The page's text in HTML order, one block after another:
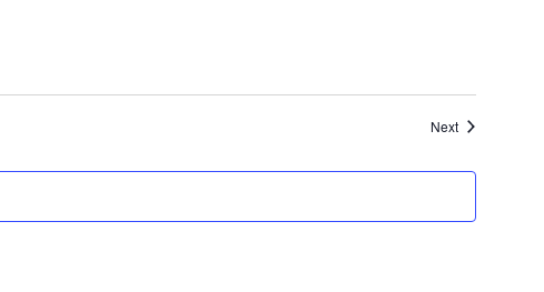
NextEvenementen